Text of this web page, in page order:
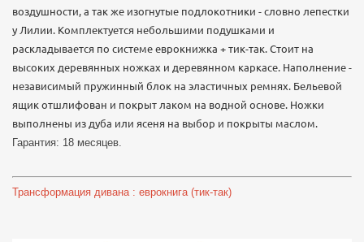
воздушности, а так же изогнутые подлокотники - словно лепестки
у Лилии. Комплектуется небольшими подушками и
раскладывается по системе еврокнижка + тик-так. Стоит на
высоких деревянных ножках и деревянном каркасе. Наполнение -
независимый пружинный блок на эластичных ремнях. Бельевой
ящик отшлифован и покрыт лаком на водной основе. Ножки
выполнены из дуба или ясеня на выбор и покрыты маслом.
Гарантия: 18 месяцев.
Трансформация дивана : еврокнига (тик-так)